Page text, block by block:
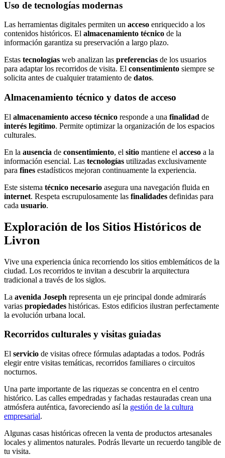
Uso de tecnologías modernas
Las herramientas digitales permiten un acceso enriquecido a los
contenidos históricos. El almacenamiento técnico de la
información garantiza su preservación a largo plazo.
Estas tecnologías web analizan las preferencias de los usuarios
para adaptar los recorridos de visita. El consentimiento siempre se
solicita antes de cualquier tratamiento de datos.
Almacenamiento técnico y datos de acceso
El almacenamiento acceso técnico responde a una finalidad de
interés legítimo. Permite optimizar la organización de los espacios
culturales.
En la ausencia de consentimiento, el sitio mantiene el acceso a la
información esencial. Las tecnologías utilizadas exclusivamente
para fines estadísticos mejoran continuamente la experiencia.
Este sistema técnico necesario asegura una navegación fluida en
internet. Respeta escrupulosamente las finalidades definidas para
cada usuario.
Exploración de los Sitios Históricos de
Livron
Vive una experiencia única recorriendo los sitios emblemáticos de la
ciudad. Los recorridos te invitan a descubrir la arquitectura
tradicional a través de los siglos.
La avenida Joseph representa un eje principal donde admirarás
varias propiedades históricas. Estos edificios ilustran perfectamente
la evolución urbana local.
Recorridos culturales y visitas guiadas
El servicio de visitas ofrece fórmulas adaptadas a todos. Podrás
elegir entre visitas temáticas, recorridos familiares o circuitos
nocturnos.
Una parte importante de las riquezas se concentra en el centro
histórico. Las calles empedradas y fachadas restauradas crean una
atmósfera auténtica, favoreciendo así la gestión de la cultura
empresarial.
Algunas casas históricas ofrecen la venta de productos artesanales
locales y alimentos naturales. Podrás llevarte un recuerdo tangible de
tu visita.